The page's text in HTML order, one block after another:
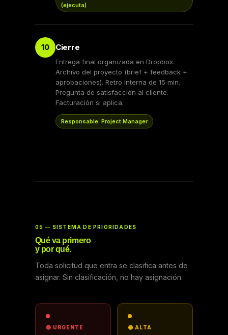
(ejecuta)
10 Cierre
Entrega final organizada en Dropbox.
Archivo del proyecto (brief + feedback +
aprobaciones). Retro interna de 15 min.
Pregunta de satisfacción al cliente.
Facturación si aplica.
Responsable: Project Manager
05 — SISTEMA DE PRIORIDADES
Qué va primero
y por qué.
Toda solicitud que entra se clasifica antes de
asignar. Sin clasificación, no hay asignación.
🔴 URGENTE 🟡 ALTA